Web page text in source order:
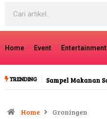
Home Event Entertainment
TRENDING Sampel Makanan
Home Groningen